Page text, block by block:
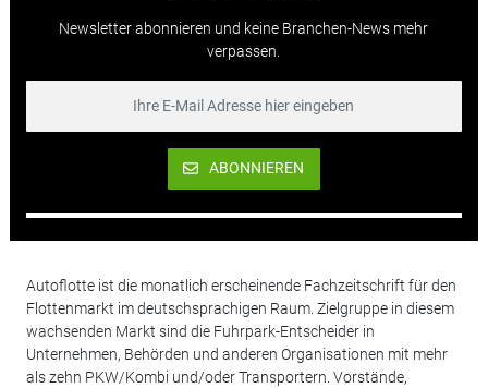
Newsletter abonnieren und keine Branchen-News mehr
verpassen.
ABONNIEREN
Autoflotte ist die monatlich erscheinende Fachzeitschrift für den
Flottenmarkt im deutschsprachigen Raum. Zielgruppe in diesem
wachsenden Markt sind die Fuhrpark-Entscheider in
Unternehmen, Behörden und anderen Organisationen mit mehr
als zehn PKW/Kombi und/oder Transportern. Vorstände,